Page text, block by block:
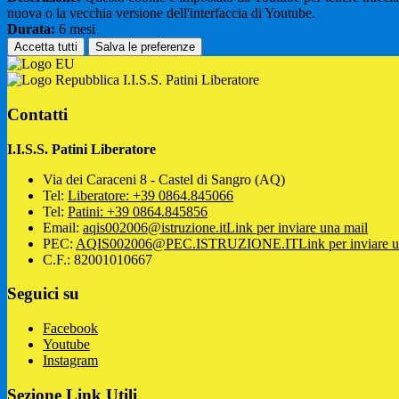
nuova o la vecchia versione dell'interfaccia di Youtube.
Durata: 6 mesi
Accetta tutti Salva le preferenze
I.I.S.S. Patini Liberatore
Contatti
I.I.S.S. Patini Liberatore
Via dei Caraceni 8 - Castel di Sangro (AQ)
Tel: Liberatore: +39 0864.845066
Tel: Patini: +39 0864.845856
Email: aqis002006@istruzione.itLink per inviare una mail
PEC: AQIS002006@PEC.ISTRUZIONE.ITLink per inviare
C.F.: 82001010667
Seguici su
Facebook
Youtube
Instagram
Sezione Link Utili